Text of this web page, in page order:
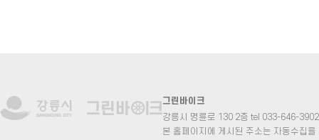
그린바이크
강릉시 명륜로 130 2층 tel 033-646-
본 홈페이지에 게시된 주소는 자동수집